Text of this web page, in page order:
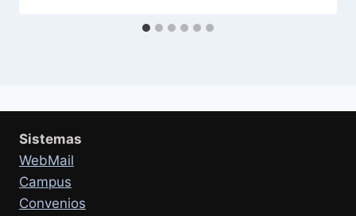
Sistemas
WebMail
Campus
Convenios